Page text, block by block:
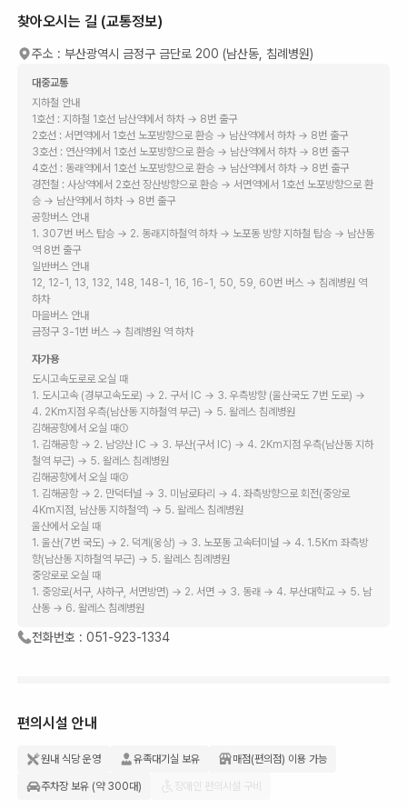
찾아오시는 길 (교통정보)
주소 : 부산광역시 금정구 금단로 200 (남산동, 침례병원)
대중교통
지하철 안내
1호선 : 지하철 1호선 남산역에서 하차 → 8번 출구
2호선 : 서면역에서 1호선 노포방향으로 환승 → 남산역에서 하차 → 8번 출구
3호선 : 연산역에서 1호선 노포방향으로 환승 → 남산역에서 하차 → 8번 출구
4호선 : 동래역에서 1호선 노포방향으로 환승 → 남산역에서 하차 → 8번 출구
경전철 : 사상역에서 2호선 장산방향으로 환승 → 서면역에서 1호선 노포방향으로 환
승 → 남산역에서 하차 → 8번 출구
공항버스 안내
1. 307번 버스 탑승 → 2. 동래지하철역 하차 → 노포동 방향 지하철 탑승 → 남산동
역 8번 출구
일반버스 안내
12, 12-1, 13, 132, 148, 148-1, 16, 16-1, 50, 59, 60번 버스 → 침례병원 역
하차
마을버스 안내
금정구 3-1번 버스 → 침례병원 역 하차
자가용
도시고속도로로 오실 때
1. 도시고속 (경부고속도로) → 2. 구서 IC → 3. 우측방향 (울산국도 7번 도로) →
4. 2Km지점 우측(남산동 지하철역 부근) → 5. 왈레스 침례병원
김해공항에서 오실 때①
1. 김해공항 → 2. 남양산 IC → 3. 부산(구서 IC) → 4. 2Km지점 우측(남산동 지하
철역 부근) → 5. 왈레스 침례병원
김해공항에서 오실 때②
1. 김해공항 → 2. 만덕터널 → 3. 미남로타리 → 4. 좌측방향으로 회전(중앙로
4Km지점, 남산동 지하철역) → 5. 왈레스 침례병원
울산에서 오실 때
1. 울산(7번 국도) → 2. 덕계(웅상) → 3. 노포동 고속터미널 → 4. 1.5Km 좌측방
향(남산동 지하철역 부근) → 5. 왈레스 침례병원
중앙로로 오실 때
1. 중앙로(서구, 사하구, 서면방면) → 2. 서면 → 3. 동래 → 4. 부산대학교 → 5. 남
산동 → 6. 왈레스 침례병원
전화번호 : 051-923-1334
편의시설 안내
원내 식당 운영 유족대기실 보유 매점(편의점) 이용 가능
주차장 보유 (약 300대) 장애인 편의시설 구비